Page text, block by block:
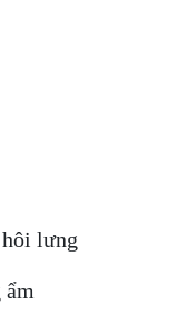
lưng